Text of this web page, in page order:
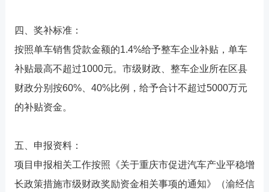
四、奖补标准：
按照单车销售贷款金额的1.4%给予整车企业补贴，单车
补贴最高不超过1000元。市级财政、整车企业所在区县
财政分别按60%、40%比例，给予合计不超过5000万元
的补贴资金。
五、申报资料：
项目申报相关工作按照《关于重庆市促进汽车产业平稳增
长政策措施市级财政奖励资金相关事项的通知》（渝经信